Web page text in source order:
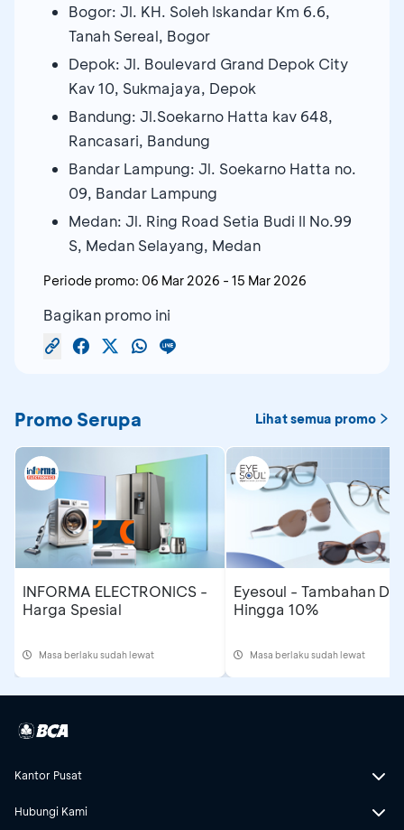
Bogor: Jl. KH. Soleh Iskandar Km 6.6,
Tanah Sereal, Bogor
Depok: Jl. Boulevard Grand Depok City
Kav 10, Sukmajaya, Depok
Bandung: Jl.Soekarno Hatta kav 648,
Rancasari, Bandung
Bandar Lampung: Jl. Soekarno Hatta no.
09, Bandar Lampung
Medan: Jl. Ring Road Setia Budi II No.99
S, Medan Selayang, Medan
Periode promo: 06 Mar 2026 - 15 Mar 2026
Bagikan promo ini
Promo Serupa Lihat semua promo
INFORMA ELECTRONICS -
Harga Spesial
Masa berlaku sudah lewat
Eyesoul - Tambahan
Hingga 10%
Masa berlaku sudah lewat
Kantor Pusat
Hubungi Kami